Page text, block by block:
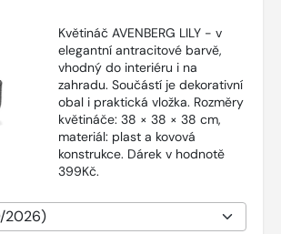
Květináč AVENBERG LILY - v
elegantní antracitové barvě,
vhodný do interiéru i na
zahradu. Součástí je dekorativní
obal i praktická vložka. Rozměry
květináče: 38 × 38 × 38 cm,
materiál: plast a kovová
konstrukce. Dárek v hodnotě
399Kč.